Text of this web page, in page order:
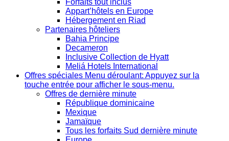
Forfaits tout inclus
Appart’hôtels en Europe
Hébergement en Riad
Partenaires hôteliers
Bahia Principe
Decameron
Inclusive Collection de Hyatt
Meliá Hotels International
Offres spéciales Menu déroulant: Appuyez sur la
touche entrée pour afficher le sous-menu.
Offres de dernière minute
République dominicaine
Mexique
Jamaïque
Tous les forfaits Sud dernière minute